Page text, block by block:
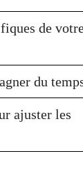
de
du
ajuster les